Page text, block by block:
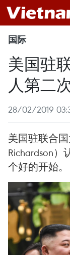
国际
美国驻
人第二
28/02/2019
美国驻联合
Richardson
个好的开始。